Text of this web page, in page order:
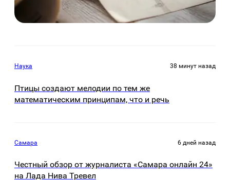
Наука 38 минут назад
Птицы создают мелодии по тем же
математическим принципам, что и речь
Самара 6 дней назад
Честный обзор от журналиста «Самара онлайн 24»
на Лада Нива Тревел